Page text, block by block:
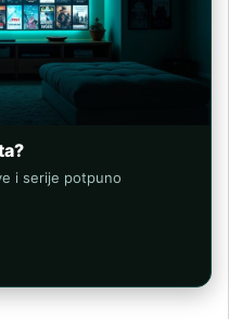
i serije potpuno